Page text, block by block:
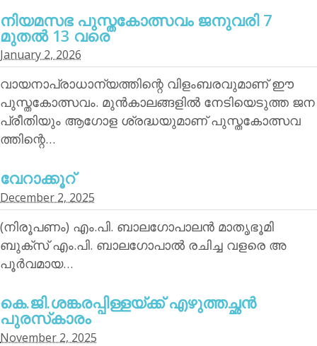
നിയമസഭ പുസ്തകോത്സവം ജനുവരി 7
മുതല്‍ 13 വരെ
January 2, 2026
വായനാപ്രാധാന്യത്തിന്റെ വിളംബരവുമാണ് ഈ
പുസ്തകോത്സവം. മുന്‍കാലങ്ങളില്‍ നേടിയെടുത്ത ജന
പ്രീതിയും ആഗോള ശ്രദ്ധയുമാണ് പുസ്തകോത്സവ
ത്തിന്റെ…
വേറാക്കൂറ്
December 2, 2025
(നിരൂപണം) എം.പി. ബാലഗോപാലന്‍ മാതൃഭൂമി
ബുക്‌സ് എം.പി. ബാലഗോപാല്‍ രചിച്ച വളരെ അ
പൂര്‍വമായ…
കെ.ജി.ശങ്കരപ്പിള്ളയ്ക്ക് എഴുത്തച്ഛന്‍
പുരസ്‌കാരം
November 2, 2025